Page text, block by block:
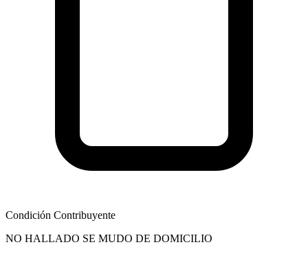
Condición Contribuyente
NO HALLADO SE MUDO DE DOMICILIO